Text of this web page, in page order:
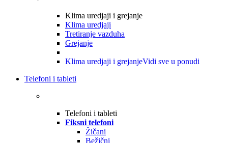
Klima uredjaji i grejanje
Klima uredjaji
Tretiranje vazduha
Grejanje
Klima uredjaji i grejanjeVidi sve u ponudi
Telefoni i tableti
Telefoni i tableti
Fiksni telefoni
Žičani
Bežični